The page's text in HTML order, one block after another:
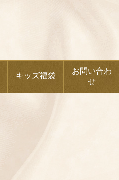
キッズ福袋
お問い合わ
せ